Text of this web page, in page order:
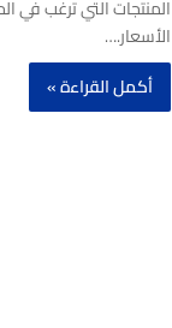
المنتجات التي ترغب في
الأسعار.…
أكمل القراءة »